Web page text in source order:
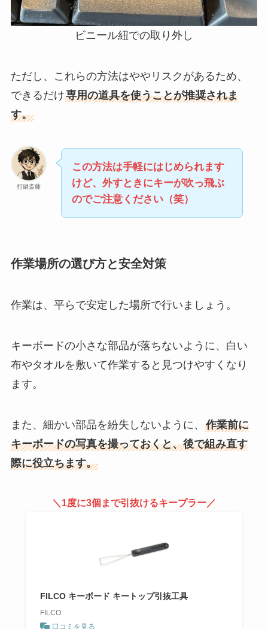
ビニール紐での取り外し
ただし、これらの方法はややリスクがあるため、
できるだけ専用の道具を使うことが推奨されま
す。
打鍵斎藤
この方法は手軽にはじめられます
けど、外すときにキーが吹っ飛ぶ
のでご注意ください（笑）
作業場所の選び方と安全対策
作業は、平らで安定した場所で行いましょう。
キーボードの小さな部品が落ちないように、白い
布やタオルを敷いて作業すると見つけやすくなり
ます。
また、細かい部品を紛失しないように、 作業前に
キーボードの写真を撮っておくと、後で組み直す
際に役立ちます。
＼1度に3個まで引抜けるキープラー／
FILCO キーボード キートップ引抜工具
FILCO
口コミを見る